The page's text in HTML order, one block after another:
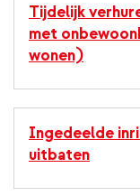
Tijdelijk
met
wonen)
Ingedeelde
uitbaten